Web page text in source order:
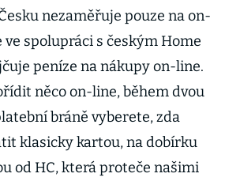
nezaměřuje pouze na on-
ve spolupráci s českým Home
peníze na nákupy on-line.
něco on-line, během dvou
bráně vyberete, zda
klasicky kartou, na dobírku
od HC, která proteče našimi